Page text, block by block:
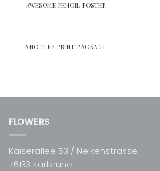
AWESOME PENCIL POSTER
ANOTHER PRINT PACKAGE
FLOWERS
Kaiserallee 53 / Nelkenstrasse
76133 Karlsruhe